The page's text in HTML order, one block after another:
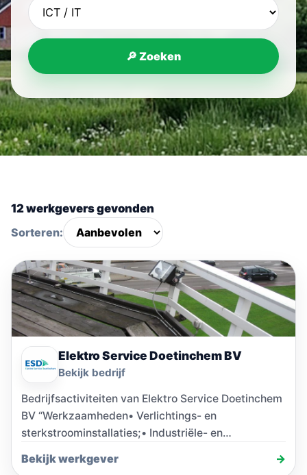
🔎 Zoeken
12 werkgevers gevonden
Sorteren:
Elektro Service Doetinchem BV
Bekijk bedrijf
Bedrijfsactiviteiten van Elektro Service Doetinchem
BV “Werkzaamheden• Verlichtings- en
sterkstroominstallaties;• Industriële- en
Branddetectiesystemen;• Domotica;• Industriële
Bekijk werkgever →